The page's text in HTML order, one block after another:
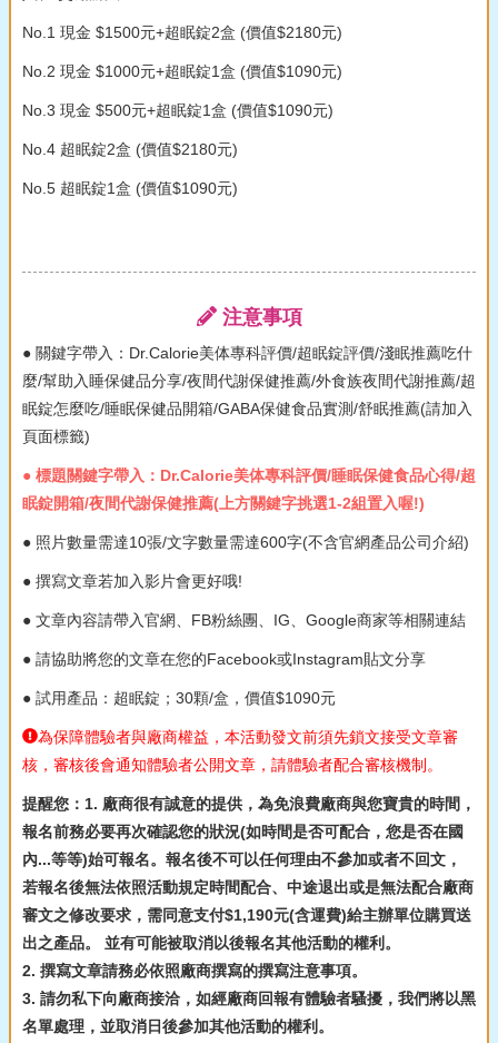
No.1 現金 $1500元+超眠錠2盒 (價值$2180元)
No.2 現金 $1000元+超眠錠1盒 (價值$1090元)
No.3 現金 $500元+超眠錠1盒 (價值$1090元)
No.4 超眠錠2盒 (價值$2180元)
No.5 超眠錠1盒 (價值$1090元)
注意事項
● 關鍵字帶入：Dr.Calorie美体專科評價/超眠錠評價/淺眠推薦吃什
麼/幫助入睡保健品分享/夜間代謝保健推薦/外食族夜間代謝推薦/超
眠錠怎麼吃/睡眠保健品開箱/GABA保健食品實測/舒眠推薦(請加入
頁面標籤)
● 標題關鍵字帶入：Dr.Calorie美体專科評價/睡眠保健食品心得/超
眠錠開箱/夜間代謝保健推薦(上方關鍵字挑選1-2組置入喔!)
● 照片數量需達10張/文字數量需達600字(不含官網產品公司介紹)
● 撰寫文章若加入影片會更好哦!
● 文章內容請帶入官網、FB粉絲團、IG、Google商家等相關連結
● 請協助將您的文章在您的Facebook或Instagram貼文分享
● 試用產品：超眠錠；30顆/盒，價值$1090元
為保障體驗者與廠商權益，本活動發文前須先鎖文接受文章審
核，審核後會通知體驗者公開文章，請體驗者配合審核機制。
提醒您：1. 廠商很有誠意的提供，為免浪費廠商與您寶貴的時間，
報名前務必要再次確認您的狀況(如時間是否可配合，您是否在國
內...等等)始可報名。報名後不可以任何理由不參加或者不回文，
若報名後無法依照活動規定時間配合、中途退出或是無法配合廠商
審文之修改要求，需同意支付$1,190元(含運費)給主辦單位購買送
出之產品。 並有可能被取消以後報名其他活動的權利。
2. 撰寫文章請務必依照廠商撰寫的撰寫注意事項。
3. 請勿私下向廠商接洽，如經廠商回報有體驗者騷擾，我們將以黑
名單處理，並取消日後參加其他活動的權利。